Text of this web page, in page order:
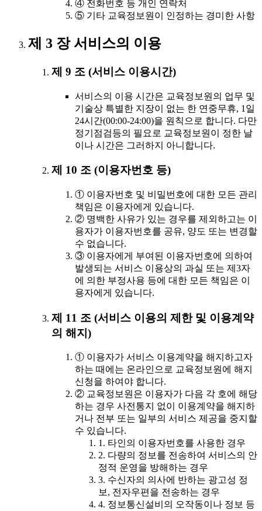
④ 전화번호 등 개인 연락처
⑤ 기타 교육정보원이 인정하는 경미한 사항
제 3 장 서비스의 이용
제 9 조 (서비스 이용시간)
서비스의 이용 시간은 교육정보원의 업무 및
기술상 특별한 지장이 없는 한 연중무휴, 1일
24시간(00:00-24:00)을 원칙으로 합니다. 다만
정기점검등의 필요로 교육정보원이 정한 날
이나 시간은 그러하지 아니합니다.
제 10 조 (이용자번호 등)
① 이용자번호 및 비밀번호에 대한 모든 관리
책임은 이용자에게 있습니다.
② 명백한 사유가 있는 경우를 제외하고는 이
용자가 이용자번호를 공유, 양도 또는 변경할
수 없습니다.
③ 이용자에게 부여된 이용자번호에 의하여
발생되는 서비스 이용상의 과실 또는 제3자
에 의한 부정사용 등에 대한 모든 책임은 이
용자에게 있습니다.
제 11 조 (서비스 이용의 제한 및 이용계약
의 해지)
① 이용자가 서비스 이용계약을 해지하고자
하는 때에는 온라인으로 교육정보원에 해지
신청을 하여야 합니다.
② 교육정보원은 이용자가 다음 각 호에 해당
하는 경우 사전통지 없이 이용계약을 해지하
거나 전부 또는 일부의 서비스 제공을 중지할
수 있습니다.
1. 타인의 이용자번호를 사용한 경우
2. 다량의 정보를 전송하여 서비스의 안
정적 운영을 방해하는 경우
3. 수신자의 의사에 반하는 광고성 정
보, 전자우편을 전송하는 경우
4. 정보통신설비의 오작동이나 정보 등